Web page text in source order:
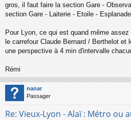
u
gros, il faut faire la section Gare -
section Gare - Laiterie - Etoile -
Pour Lyon, ce qui est quand même
le carrefour Claude Bernard / Berthelot et
une perspective à 4 min d'intervalle
Rémi
nanar
Passager
Re: Vieux-Lyon - Alaï : Métro ou